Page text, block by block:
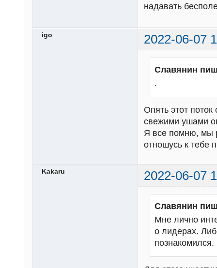
надавать
igo 2022-06-07
Славянин
.
Опять этот
свежими ушами
Я все помню, мы
отношусь к тебе
Kakaru 2022-06-07
Славянин
Мне лично
о лидерах.
познакомился.